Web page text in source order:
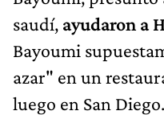
saudí, ayudaron a
Bayoumi
azar" en un
luego en San Diego.